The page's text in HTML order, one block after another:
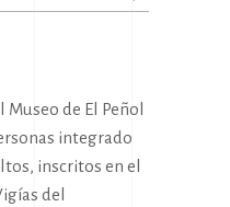
de El Peñol
integrado
inscritos en el
del